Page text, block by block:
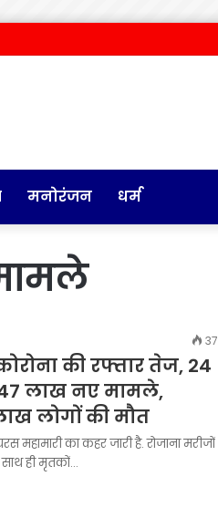
मनोरंजन धर्म
37
की रफ्तार तेज, 24
लाख नए मामले,
लोगों की मौत
महामारी का कहर जारी है. रोजाना मरीजों
ही मृतकों…